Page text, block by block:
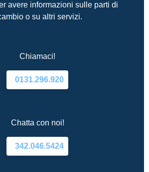
avere informazioni sulle parti di
o su altri servizi.
Chiamaci!
0131.296.920
Chatta con noi!
342.046.5424